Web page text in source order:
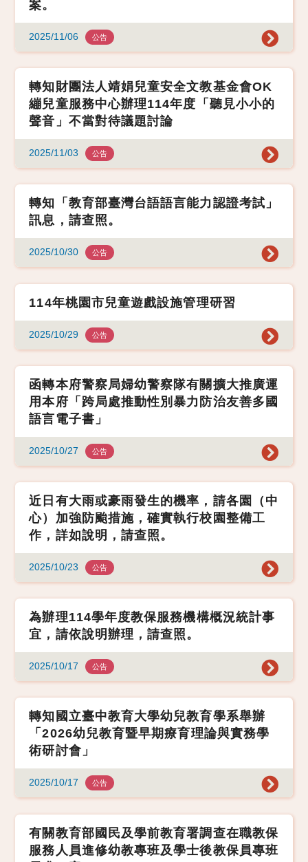
案。
2025/11/06 公告
轉知財團法人靖娟兒童安全文教基金會OK
繃兒童服務中心辦理114年度「聽見小小的
聲音」不當對待議題討論
2025/11/03 公告
轉知「教育部臺灣台語語言能力認證考試」
訊息，請查照。
2025/10/30 公告
114年桃園市兒童遊戲設施管理研習
2025/10/29 公告
函轉本府警察局婦幼警察隊有關擴大推廣運
用本府「跨局處推動性別暴力防治友善多國
語言電子書」
2025/10/27 公告
近日有大雨或豪雨發生的機率，請各園（中
心）加強防颱措施，確實執行校園整備工
作，詳如說明，請查照。
2025/10/23 公告
為辦理114學年度教保服務機構概況統計事
宜，請依說明辦理，請查照。
2025/10/17 公告
轉知國立臺中教育大學幼兒教育學系舉辦
「2026幼兒教育暨早期療育理論與實務學
術研討會」
2025/10/17 公告
有關教育部國民及學前教育署調查在職教保
服務人員進修幼教專班及學士後教保員專班